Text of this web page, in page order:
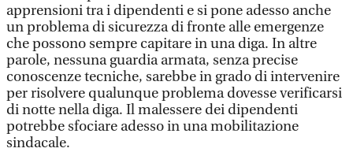
apprensioni tra i dipendenti e si pone adesso anche
un problema di sicurezza di fronte alle emergenze
che possono sempre capitare in una diga. In altre
parole, nessuna guardia armata, senza precise
conoscenze tecniche, sarebbe in grado di intervenire
per risolvere qualunque problema dovesse verificarsi
di notte nella diga. Il malessere dei dipendenti
potrebbe sfociare adesso in una mobilitazione
sindacale.